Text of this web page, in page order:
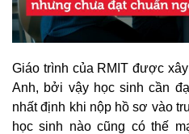
Giáo trình của RMIT được
Anh, bởi vậy học sinh cần
nhất định khi nộp hồ sơ vào
học sinh nào cũng có thế